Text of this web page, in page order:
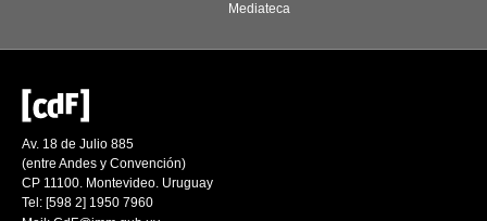
Mediateca
Av. 18 de Julio 885
(entre Andes y Convención)
CP 11100. Montevideo. Uruguay
Tel: [598 2] 1950 7960